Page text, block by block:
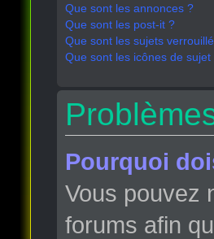
Que sont les annonces ?
Que sont les post-it ?
Que sont les sujets
Que sont les icônes de sujet
Pourquoi
Vous pouvez
forums afin